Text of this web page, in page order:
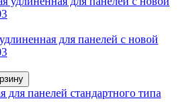
для панелей с новой